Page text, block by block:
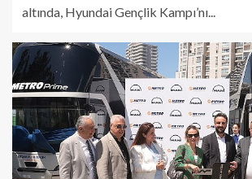
altında, Hyundai Gençlik Kampı’nı...